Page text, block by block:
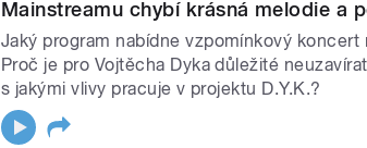
Mainstreamu chybí krásná melodie a
Jaký program nabídne vzpomínkový koncert
Proč je pro Vojtěcha Dyka důležité
s jakými vlivy pracuje v projektu D.Y.K.?